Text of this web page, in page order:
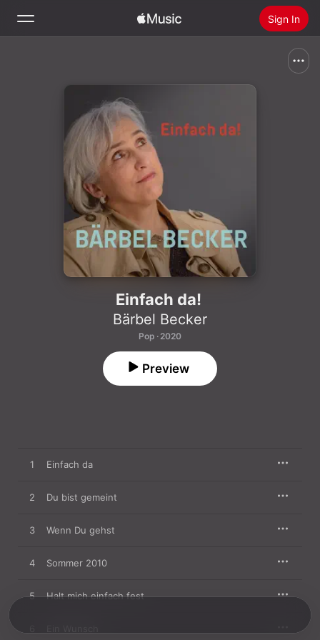
Sign In
Install Apple Music
Einfach da!
Bärbel Becker
Pop · 2020
Preview
1 Einfach da
2 Du bist gemeint
3 Wenn Du gehst
4 Sommer 2010
5 Halt mich einfach fest